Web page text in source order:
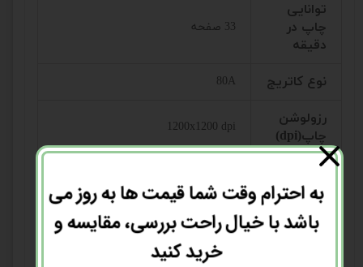
توانایی
چاپ در
دقیقه
33 صفحه
نوع کاتریج 80A
رزولوشن
چاپ(dpi)
1200x1200 dpi
اتوماتیک
قابلیت
ندارد
به احترام وقت شما قیمت ها به روز می
باشد با خیال راحت بررسی، مقایسه و
خرید کنید